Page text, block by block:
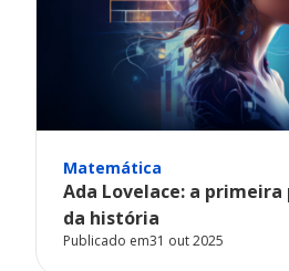
Matemática
Ada Lovelace: a
da história
Publicado em31 out 2025